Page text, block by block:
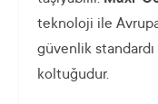
teknoloji ile
güvenlik standardı
koltuğudur.